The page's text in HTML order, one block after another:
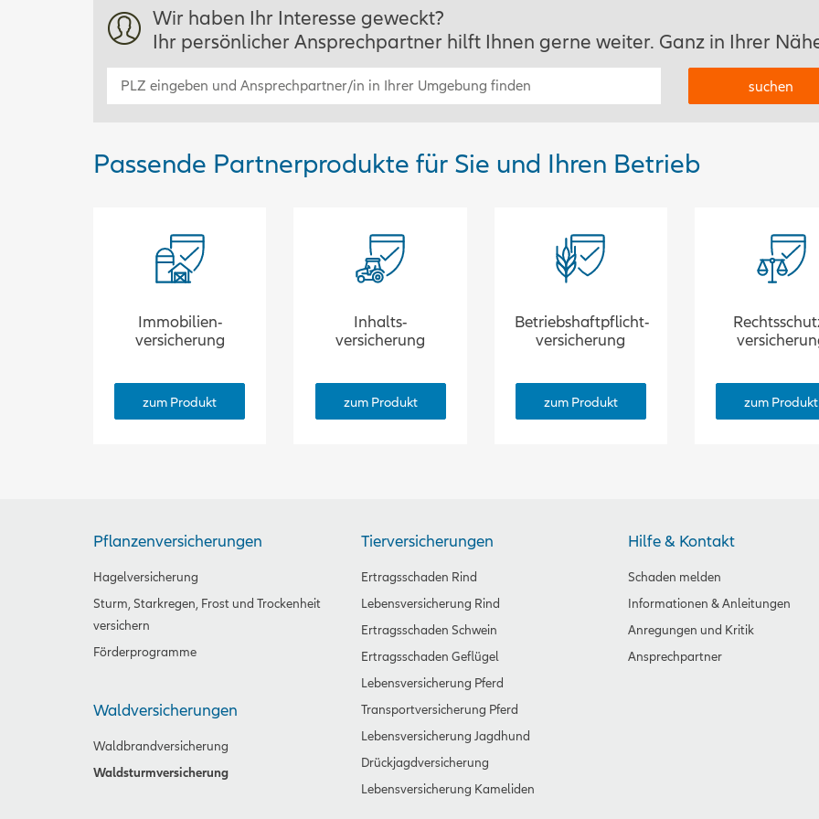
Wir haben Ihr Interesse geweckt?
Ihr persönlicher Ansprechpartner hilft Ihnen gerne weiter. Ganz in Ihrer
Passende Partnerprodukte für Sie und Ihren Betrieb
Immobilien­
versicherung
zum Produkt
Inhalts­
versicherung
zum Produkt
Betriebshaftpflicht­
versicherung
zum Produkt zum Produkt
Pflanzenversicherungen
Hagelversicherung
Sturm, Starkregen, Frost und Trockenheit
versichern
Förderprogramme
Waldversicherungen
Waldbrandversicherung
Waldsturmversicherung
Tierversicherungen
Ertragsschaden Rind
Lebensversicherung Rind
Ertragsschaden Schwein
Ertragsschaden Geflügel
Lebensversicherung Pferd
Transportversicherung Pferd
Lebensversicherung Jagdhund
Drückjagdversicherung
Lebensversicherung Kameliden
Hilfe & Kontakt
Schaden melden
Informationen & Anleitungen
Anregungen und Kritik
Ansprechpartner